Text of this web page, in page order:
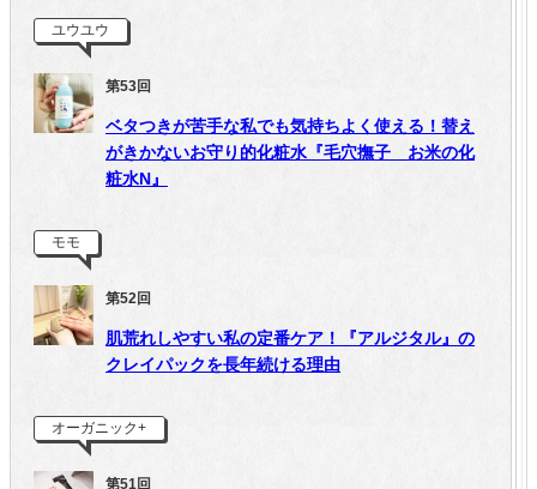
ユウユウ
第53回
ベタつきが苦手な私でも気持ちよく使える！替え
がきかないお守り的化粧水『毛穴撫子 お米の化
粧水N』
モモ
第52回
肌荒れしやすい私の定番ケア！『アルジタル』の
クレイパックを長年続ける理由
オーガニック+
第51回